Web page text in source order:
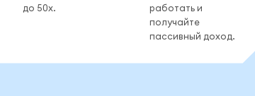
до 50x.
работать и
получайте
пассивный доход.